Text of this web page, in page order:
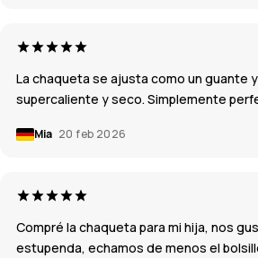
La chaqueta se ajusta como un guante
supercaliente y seco. Simplemente
Mia 20 feb 2026
Compré la chaqueta para mi hija, nos
estupenda, echamos de menos el